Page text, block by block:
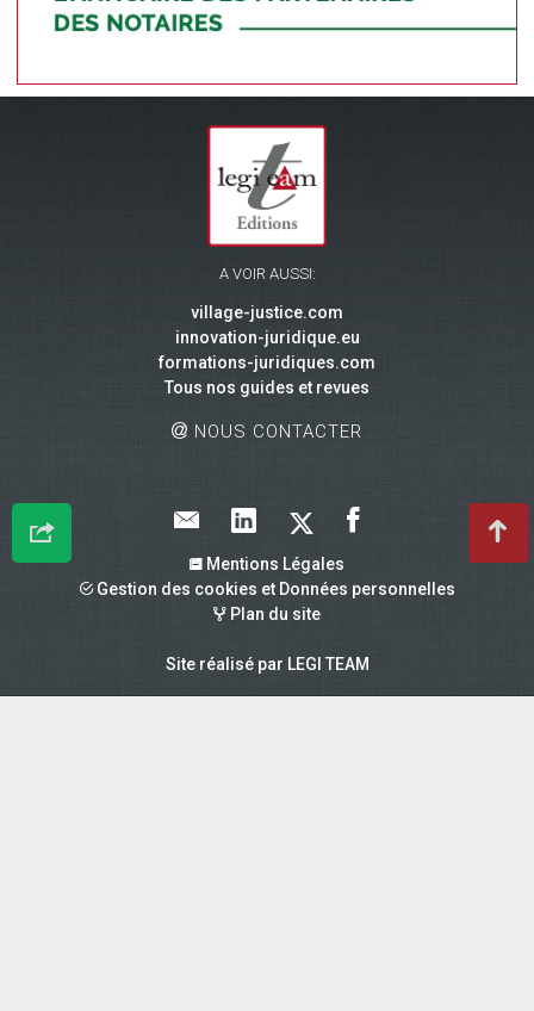
A VOIR AUSSI:
village-justice.com
innovation-juridique.eu
formations-juridiques.com
Tous nos guides et revues
NOUS CONTACTER
Mentions Légales
Gestion des cookies et Données personnelles
Plan du site
Site réalisé par LEGI TEAM